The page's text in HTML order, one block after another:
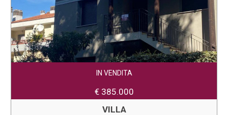
IN VENDITA
€ 385.000
VILLA